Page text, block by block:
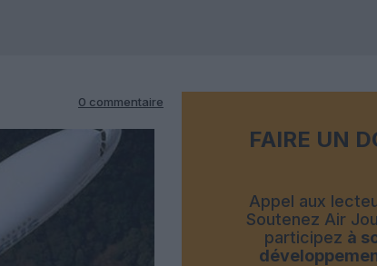
0 commentaire
FAIRE UN
Appel aux
Soutenez Air
participez à